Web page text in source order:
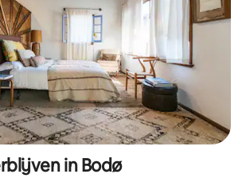
in Bodø